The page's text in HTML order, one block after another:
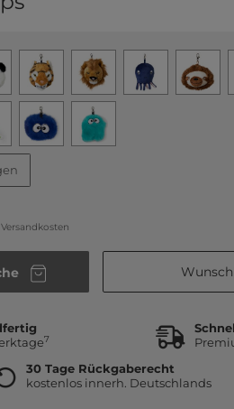
Versandkosten
7
30 Tage Rückgaberecht
kostenlos innerh. Deutschlands